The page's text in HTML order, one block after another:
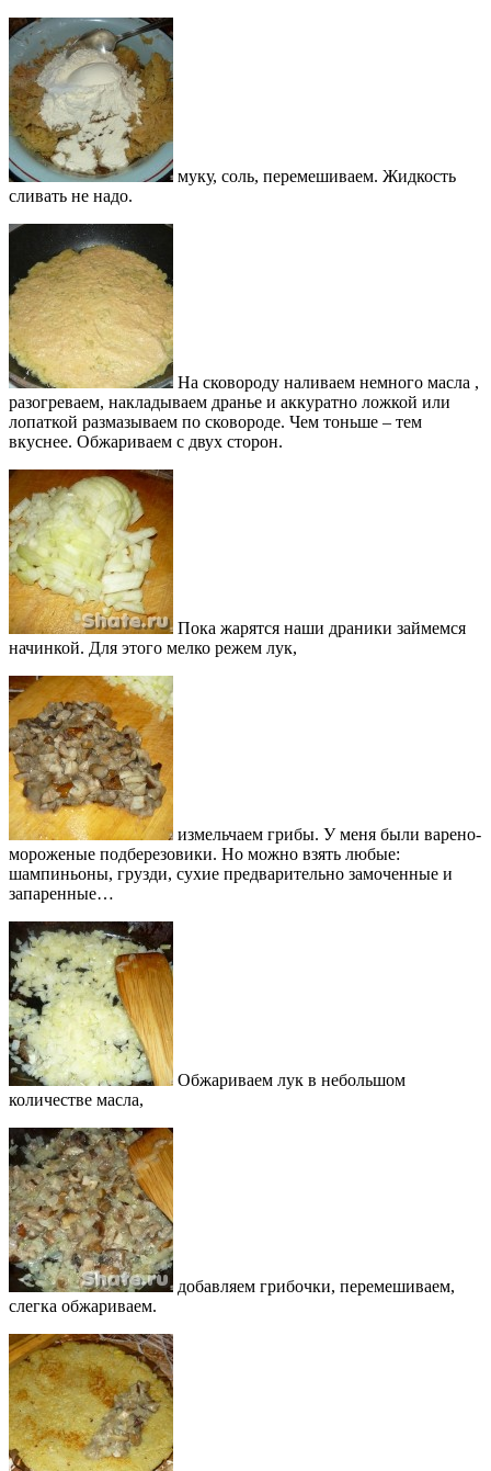
муку, соль, перемешиваем. Жидкость
сливать не надо.
На сковороду наливаем немного масла ,
разогреваем, накладываем дранье и аккуратно ложкой или
лопаткой размазываем по сковороде. Чем тоньше – тем
вкуснее. Обжариваем с двух сторон.
Пока жарятся наши драники займемся
начинкой. Для этого мелко режем лук,
измельчаем грибы. У меня были варено-
мороженые подберезовики. Но можно взять любые:
шампиньоны, грузди, сухие предварительно замоченные и
запаренные…
Обжариваем лук в небольшом
количестве масла,
добавляем грибочки, перемешиваем,
слегка обжариваем.